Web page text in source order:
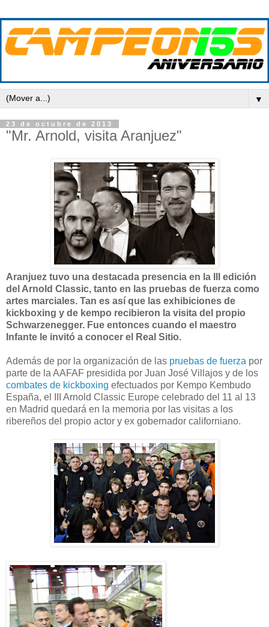
▼
23 de octubre de 2013
"Mr. Arnold, visita Aranjuez"
Aranjuez tuvo una destacada presencia en la III edición
del Arnold Classic, tanto en las pruebas de fuerza como
artes marciales. Tan es así que las exhibiciones de
kickboxing y de kempo recibieron la visita del propio
Schwarzenegger. Fue entonces cuando el maestro
Infante le invitó a conocer el Real Sitio.
Además de por la organización de las pruebas de fuerza por
parte de la AAFAF presidida por Juan José Villajos y de los
combates de kickboxing efectuados por Kempo Kembudo
España, el III Arnold Classic Europe celebrado del 11 al 13
en Madrid quedará en la memoria por las visitas a los
ribereños del propio actor y ex gobernador californiano.